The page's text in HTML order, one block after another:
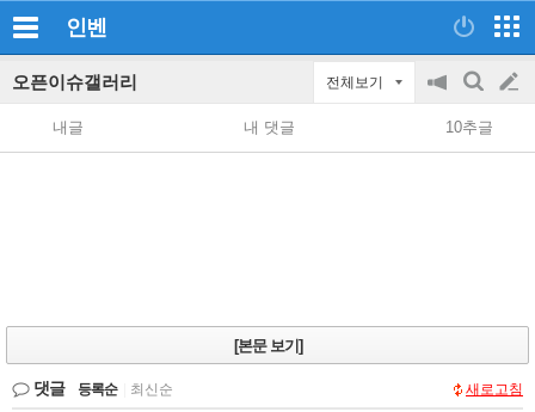
인벤
오픈이슈갤러리 전체보기
공
지
on/off
검
색
글
쓰
내글 내 댓글 10추글
[본문 보기]
댓글 등록순 최신순 새로고침